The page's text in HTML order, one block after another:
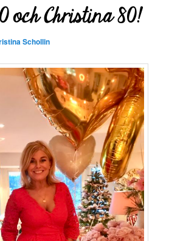
och Christina 80!
Schollin